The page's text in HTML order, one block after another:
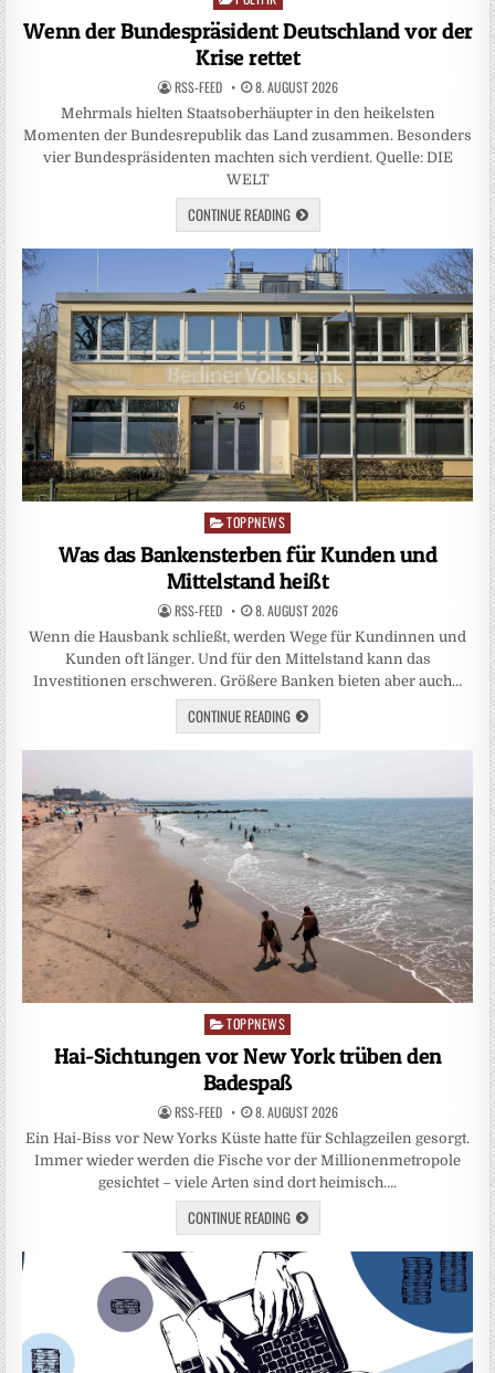
in
Wenn der Bundespräsident Deutschland vor der
Krise rettet
RSS-FEED 8. AUGUST 2026
Mehrmals hielten Staatsoberhäupter in den heikelsten
Momenten der Bundesrepublik das Land zusammen. Besonders
vier Bundespräsidenten machten sich verdient. Quelle: DIE
WELT
CONTINUE READING
Posted
TOPPNEWS
Was das Bankensterben für Kunden und
Mittelstand heißt
RSS-FEED 8. AUGUST 2026
Wenn die Hausbank schließt, werden Wege für Kundinnen und
Kunden oft länger. Und für den Mittelstand kann das
Investitionen erschweren. Größere Banken bieten aber auch…
CONTINUE READING
Posted
TOPPNEWS
Hai-Sichtungen vor New York trüben den
Badespaß
RSS-FEED 8. AUGUST 2026
Ein Hai-Biss vor New Yorks Küste hatte für Schlagzeilen gesorgt.
Immer wieder werden die Fische vor der Millionenmetropole
gesichtet – viele Arten sind dort heimisch….
CONTINUE READING